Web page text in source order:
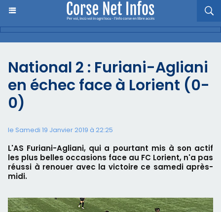
National 2 : Furiani-Agliani
en échec face à Lorient (0-
0)
le Samedi 19 Janvier 2019 à 22:25
L'AS Furiani-Agliani, qui a pourtant mis à son actif
les plus belles occasions face au FC Lorient, n'a pas
réussi à renouer avec la victoire ce samedi après-
midi.